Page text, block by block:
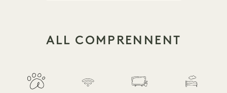
ALL COMPRENNENT